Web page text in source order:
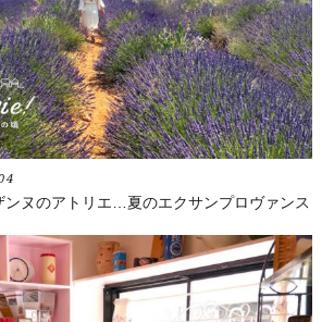
ンヌのアトリエ…夏のエクサンプロヴァンス